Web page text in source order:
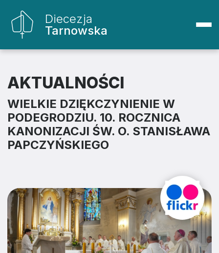
Diecezja
Tarnowska
AKTUALNOŚCI
WIELKIE DZIĘKCZYNIENIE W
PODEGRODZIU. 10. ROCZNICA
KANONIZACJI ŚW. O. STANISŁAWA
PAPCZYŃSKIEGO